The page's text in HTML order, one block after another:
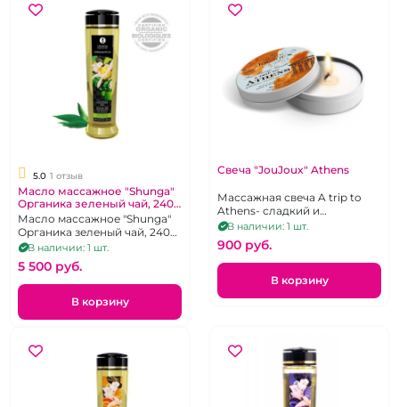
5.0 1 отзыв
Масло массажное "Shunga"
Органика зеленый чай, 240
мл
Масло массажное "Shunga"
Органика зеленый чай, 240
млВ наличии: 1 шт.
5 500 pуб.
В корзину
Свеча "JouJoux" Athens
Массажная свеча A trip to
Athens- сладкий и
ароматный афродизиак из
мускуса и пачули.
В наличии: 1 шт.
900 pуб.
В корзину